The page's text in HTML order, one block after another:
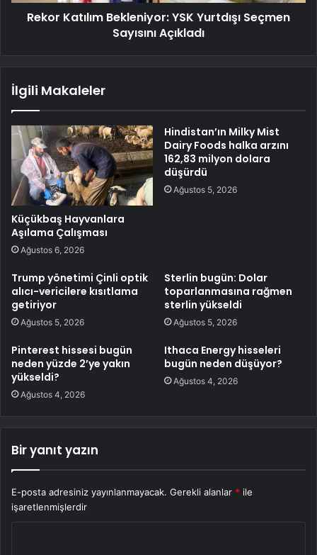
Rekor Katılım Bekleniyor: YSK Yurtdışı Seçmen
Sayısını Açıkladı
İlgili Makaleler
Küçükbaş Hayvanlara
Aşılama Çalışması
Ağustos 6, 2026
Hindistan’ın Milky Mist
Dairy Foods halka arzını
162,83 milyon dolara
düşürdü
Ağustos 5, 2026
Trump yönetimi Çinli optik
alıcı-vericilere kısıtlama
getiriyor
Ağustos 5, 2026
Sterlin bugün: Dolar
toparlanmasına rağmen
sterlin yükseldi
Ağustos 5, 2026
Pinterest hissesi bugün
neden yüzde 2’ye yakın
yükseldi?
Ağustos 4, 2026
Ithaca Energy hisseleri
bugün neden düşüyor?
Ağustos 4, 2026
Bir yanıt yazın
E-posta adresiniz yayınlanmayacak. Gerekli alanlar * ile
işaretlenmişlerdir